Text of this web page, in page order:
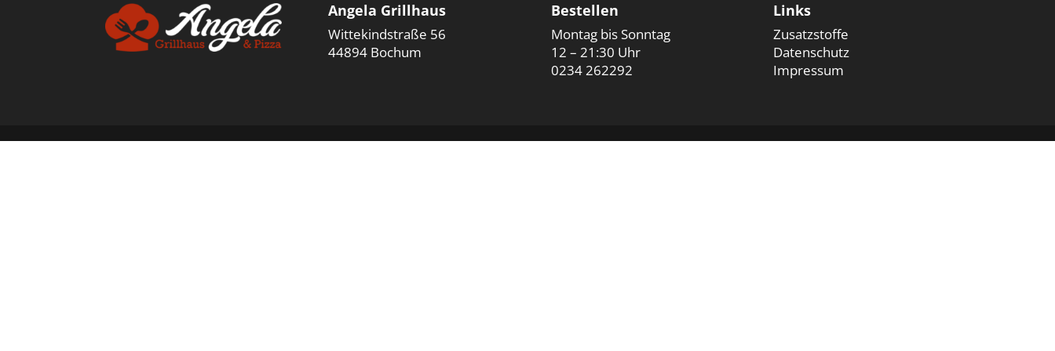
Angela Grillhaus
Wittekindstraße 56
44894 Bochum
Bestellen
Montag bis Sonntag
12 – 21:30 Uhr
0234 262292
Links
Zusatzstoffe
Datenschutz
Impressum